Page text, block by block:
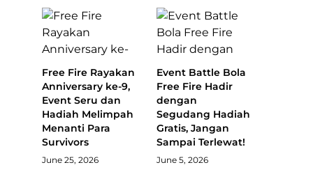
Free Fire Rayakan
Anniversary ke-9,
Event Seru dan
Hadiah Melimpah
Menanti Para
Survivors
June 25, 2026
Event Battle Bola
Free Fire Hadir
dengan
Segudang Hadiah
Gratis, Jangan
Sampai Terlewat!
June 5, 2026